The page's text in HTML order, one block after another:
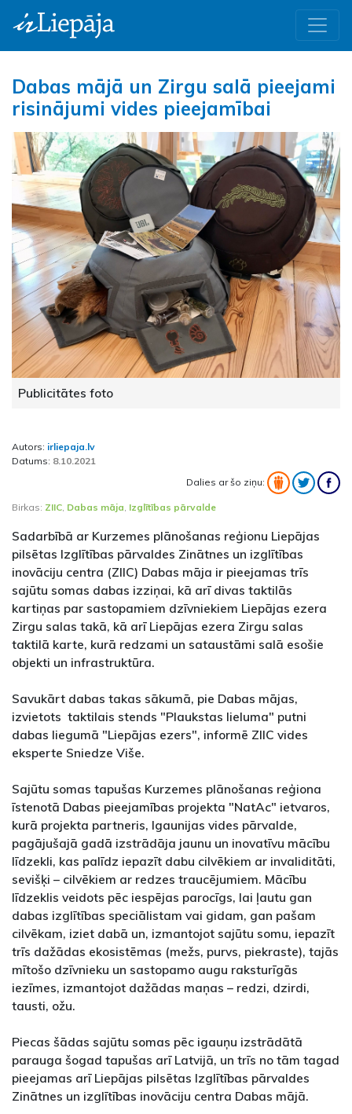
Dabas mājā un Zirgu salā pieejami
risinājumi vides pieejamībai
Publicitātes foto
Autors: irliepaja.lv
Datums: 8.10.2021
Dalies ar šo ziņu:
Birkas: ZIIC Dabas māja Izglītības pārvalde
Sadarbībā ar Kurzemes plānošanas reģionu Liepājas
pilsētas Izglītības pārvaldes Zinātnes un izglītības
inovāciju centra (ZIIC) Dabas māja ir pieejamas trīs
sajūtu somas dabas izziņai, kā arī divas taktilās
kartiņas par sastopamiem dzīvniekiem Liepājas ezera
Zirgu salas takā, kā arī Liepājas ezera Zirgu salas
taktilā karte, kurā redzami un sataustāmi salā esošie
objekti un infrastruktūra.
Savukārt dabas takas sākumā, pie Dabas mājas,
izvietots taktilais stends "Plaukstas lieluma" putni
dabas liegumā "Liepājas ezers", informē ZIIC vides
eksperte Sniedze Više.
Sajūtu somas tapušas Kurzemes plānošanas reģiona
īstenotā Dabas pieejamības projekta "NatAc" ietvaros,
kurā projekta partneris, Igaunijas vides pārvalde,
pagājušajā gadā izstrādāja jaunu un inovatīvu mācību
līdzekli, kas palīdz iepazīt dabu cilvēkiem ar invaliditāti,
sevišķi – cilvēkiem ar redzes traucējumiem. Mācību
līdzeklis veidots pēc iespējas parocīgs, lai ļautu gan
dabas izglītības speciālistam vai gidam, gan pašam
cilvēkam, iziet dabā un, izmantojot sajūtu somu, iepazīt
trīs dažādas ekosistēmas (mežs, purvs, piekraste), tajās
mītošo dzīvnieku un sastopamo augu raksturīgās
iezīmes, izmantojot dažādas maņas – redzi, dzirdi,
tausti, ožu.
Piecas šādas sajūtu somas pēc igauņu izstrādātā
parauga šogad tapušas arī Latvijā, un trīs no tām tagad
pieejamas arī Liepājas pilsētas Izglītības pārvaldes
Zinātnes un izglītības inovāciju centra Dabas mājā.